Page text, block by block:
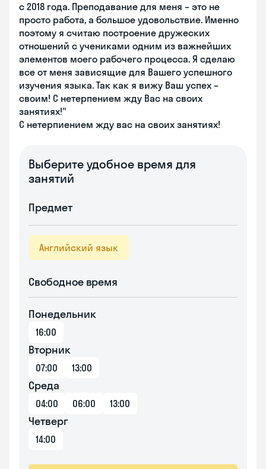
c 2018 года. Преподавание для меня – это не
просто работа, а большое удовольствие. Именно
поэтому я считаю построение дружеских
отношений с учениками одним из важнейших
элементов моего рабочего процесса. Я сделаю
все от меня зависящие для Вашего успешного
изучения языка. Так как я вижу Ваш успех –
своим! С нетерпением жду Вас на своих
занятиях!"
С нетерпиением жду вас на своих занятиях!
Выберите удобное время для
занятий
Предмет
Английский язык
Свободное время
Понедельник
16:00
Вторник
07:00 13:00
Среда
04:00 06:00 13:00
Четверг
14:00